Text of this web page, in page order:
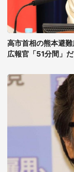
高市首相の熊本避
広報官「51分間」